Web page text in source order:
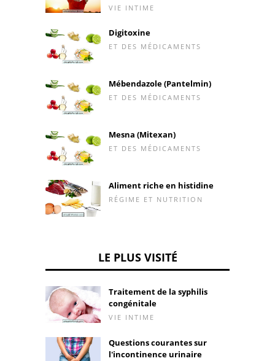
VIE INTIME
Digitoxine
ET DES MÉDICAMENTS
Mébendazole (Pantelmin)
ET DES MÉDICAMENTS
Mesna (Mitexan)
ET DES MÉDICAMENTS
Aliment riche en histidine
RÉGIME ET NUTRITION
LE PLUS VISITÉ
Traitement de la syphilis
congénitale
VIE INTIME
Questions courantes sur
l'incontinence urinaire